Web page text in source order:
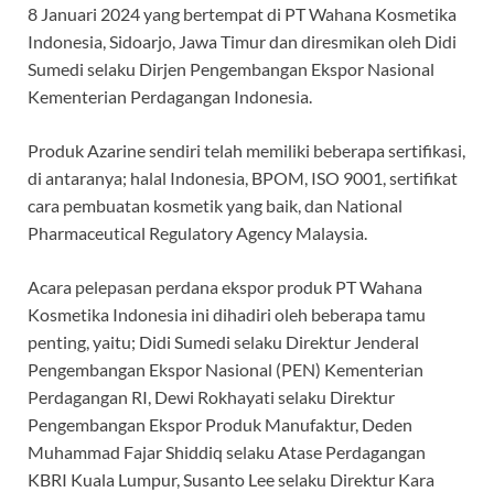
8 Januari 2024 yang bertempat di PT Wahana Kosmetika
Indonesia, Sidoarjo, Jawa Timur dan diresmikan oleh Didi
Sumedi selaku Dirjen Pengembangan Ekspor Nasional
Kementerian Perdagangan Indonesia.
Produk Azarine sendiri telah memiliki beberapa sertifikasi,
di antaranya; halal Indonesia, BPOM, ISO 9001, sertifikat
cara pembuatan kosmetik yang baik, dan National
Pharmaceutical Regulatory Agency Malaysia.
Acara pelepasan perdana ekspor produk PT Wahana
Kosmetika Indonesia ini dihadiri oleh beberapa tamu
penting, yaitu; Didi Sumedi selaku Direktur Jenderal
Pengembangan Ekspor Nasional (PEN) Kementerian
Perdagangan RI, Dewi Rokhayati selaku Direktur
Pengembangan Ekspor Produk Manufaktur, Deden
Muhammad Fajar Shiddiq selaku Atase Perdagangan
KBRI Kuala Lumpur, Susanto Lee selaku Direktur Kara